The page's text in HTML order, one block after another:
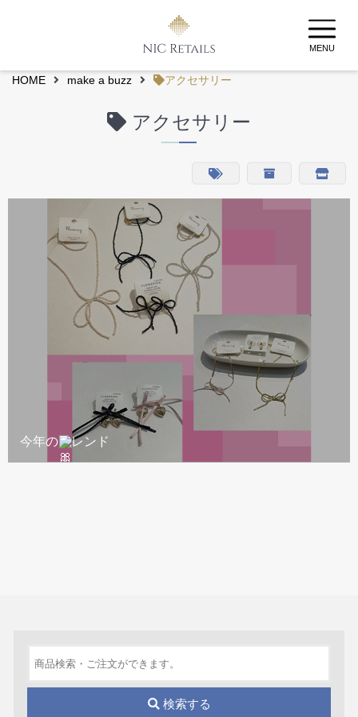
MENU
HOME make a buzz アクセサリー
アクセサリー
今年のトレンド
検索する